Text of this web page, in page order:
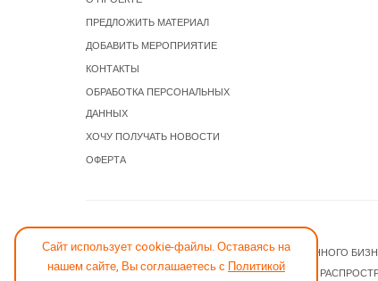
Сайт использует cookie-файлы. Оставаясь на
нашем сайте, Вы соглашаетесь с Политикой
ПРЕДЛОЖИТЬ МАТЕРИАЛ
ДОБАВИТЬ МЕРОПРИЯТИЕ
КОНТАКТЫ
ОБРАБОТКА ПЕРСОНАЛЬНЫХ
ДАННЫХ
ХОЧУ ПОЛУЧАТЬ НОВОСТИ
ОФЕРТА
© 2026 НОВОСТИ ГОСТИНИЧНОГО И РЕСТОРАННОГО
JOOMLA! CMS- ПРОГРАММНОЕ ОБЕСПЕЧЕНИЕ,